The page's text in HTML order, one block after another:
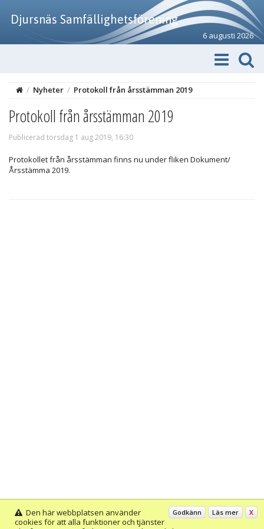
Djursnäs Samfällighetsförening
6 augusti 2026
/ Nyheter / Protokoll från årsstämman 2019
Protokoll från årsstämman 2019
Publicerad torsdag 1 aug 2019, 16:30
Protokollet från årsstämman finns nu under fliken Dokument/
Årsstämma 2019.
Godkänn Läs mer X
Den här webbplatsen använder
cookies för att alla funktioner och tjänster